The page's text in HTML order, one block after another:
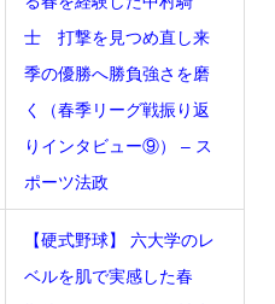
士 打撃を見つめ直し来
季の優勝へ勝負強さを磨
く（春季リーグ戦振り返
りインタビュー⑨） – ス
ポーツ法政
【硬式野球】 六大学のレ
ベルを肌で実感した春